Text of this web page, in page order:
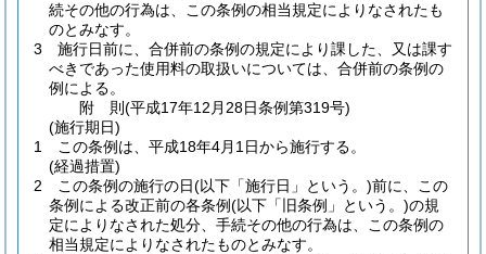
続その他の行為は、この条例の相当規定によりなされたも
のとみなす。
3
施行日前に、合併前の条例の規定により課した、又は課す
べきであった使用料の取扱いについては、合併前の条例の
例による。
附 則(平成17年12月28日条例第319号)
(施行期日)
1
この条例は、平成18年4月1日から施行する。
(経過措置)
2
この条例の施行の日(以下「施行日」という。)前に、この
条例による改正前の各条例(以下「旧条例」という。)の規
定によりなされた処分、手続その他の行為は、この条例の
相当規定によりなされたものとみなす。